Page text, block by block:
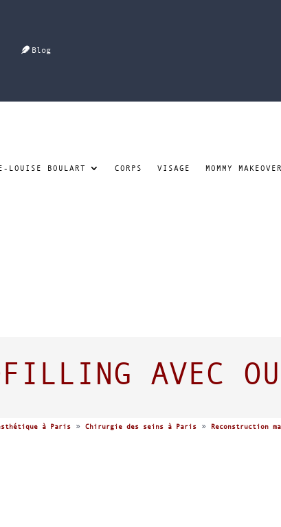
Blog
LOUISE BOULART CORPS VISAGE MOMMY MAKEOVER
AVEC
à Paris» Chirurgie des seins à Paris» Reconstruction